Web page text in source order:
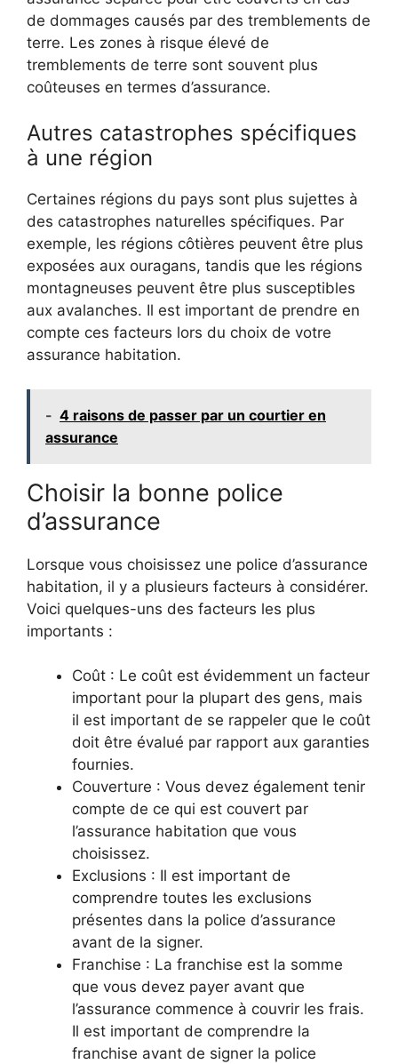
de dommages causés par des tremblements de
terre. Les zones à risque élevé de
tremblements de terre sont souvent plus
coûteuses en termes d’assurance.
Autres catastrophes spécifiques
à une région
Certaines régions du pays sont plus sujettes à
des catastrophes naturelles spécifiques. Par
exemple, les régions côtières peuvent être plus
exposées aux ouragans, tandis que les régions
montagneuses peuvent être plus susceptibles
aux avalanches. Il est important de prendre en
compte ces facteurs lors du choix de votre
assurance habitation.
- 4 raisons de passer par un courtier en
assurance
Choisir la bonne police
d’assurance
Lorsque vous choisissez une police d’assurance
habitation, il y a plusieurs facteurs à considérer.
Voici quelques-uns des facteurs les plus
importants :
Coût : Le coût est évidemment un facteur
important pour la plupart des gens, mais
il est important de se rappeler que le coût
doit être évalué par rapport aux garanties
fournies.
Couverture : Vous devez également tenir
compte de ce qui est couvert par
l’assurance habitation que vous
choisissez.
Exclusions : Il est important de
comprendre toutes les exclusions
présentes dans la police d’assurance
avant de la signer.
Franchise : La franchise est la somme
que vous devez payer avant que
l’assurance commence à couvrir les frais.
Il est important de comprendre la
franchise avant de signer la police